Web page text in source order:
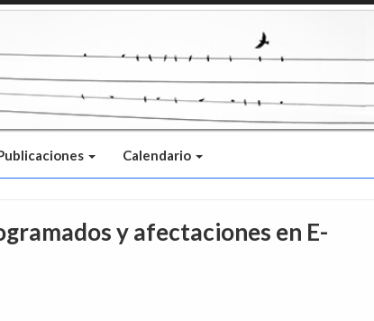
Calendario
y afectaciones en E-